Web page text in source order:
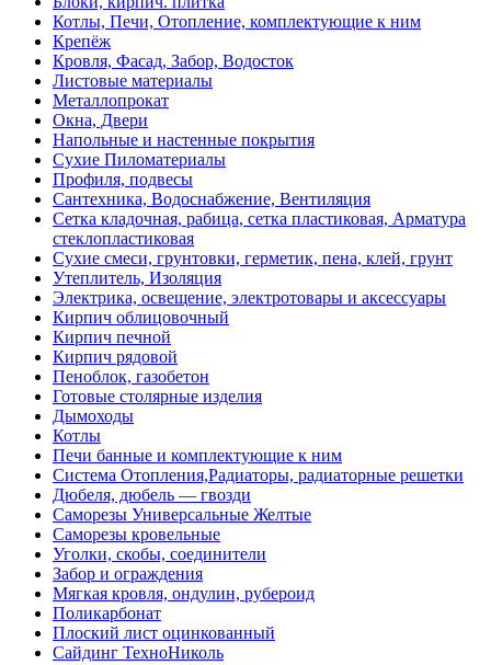
Котлы, Печи, Отопление, комплектующие к ним
Крепёж
Кровля, Фасад, Забор, Водосток
Листовые материалы
Металлопрокат
Окна, Двери
Напольные и настенные покрытия
Сухие Пиломатериалы
Профиля, подвесы
Сантехника, Водоснабжение, Вентиляция
Сетка кладочная, рабица, сетка пластиковая, Арматура
стеклопластиковая
Сухие смеси, грунтовки, герметик, пена, клей, грунт
Утеплитель, Изоляция
Электрика, освещение, электротовары и аксессуары
Кирпич облицовочный
Кирпич печной
Кирпич рядовой
Пеноблок, газобетон
Готовые столярные изделия
Дымоходы
Котлы
Печи банные и комплектующие к ним
Система Отопления,Радиаторы, радиаторные решетки
Дюбеля, дюбель — гвозди
Саморезы Универсальные Желтые
Саморезы кровельные
Уголки, скобы, соединители
Забор и ограждения
Мягкая кровля, ондулин, рубероид
Поликарбонат
Плоский лист оцинкованный
Сайдинг ТехноНиколь